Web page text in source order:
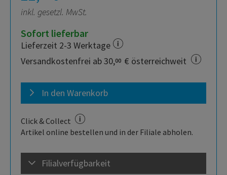
inkl. gesetzl. MwSt.
Sofort lieferbar
Lieferzeit 2-3 Werktage
Versandkostenfrei ab 30,00 € österreichweit
In den Warenkorb
Click & Collect
Artikel online bestellen und in der Filiale abholen.
Filialverfügbarkeit